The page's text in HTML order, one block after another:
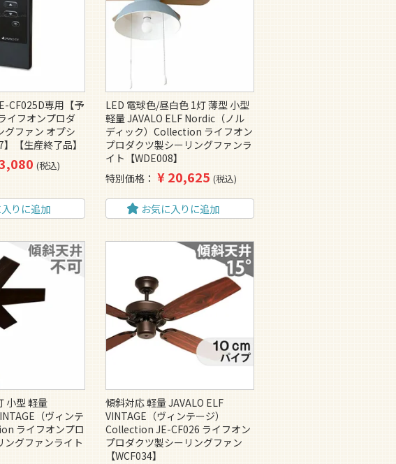
CF025D専用【予
イフオンプロダ
グファン オプシ
【生産終了品】
税込
りに追加
LED 電球色/昼白色 1灯 薄型 小型
軽量 JAVALO ELF Nordic（ノル
ディック）Collection ライフオン
プロダクツ製シーリングファンラ
イト【WDE008】
特別価格
¥20,625 税込
お気に入りに追加
小型 軽量
（ヴィンテ
ライフオンプロ
ングファンライト
傾斜対応 軽量 JAVALO ELF
VINTAGE（ヴィンテージ）
Collection JE-CF026 ライフオン
プロダクツ製シーリングファン
【WCF034】